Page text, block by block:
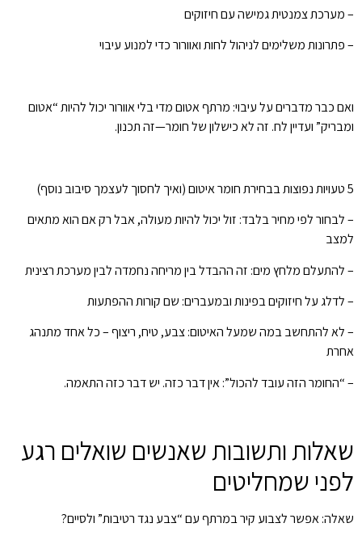
– מערכת צמנטית גמישה עם חיזוקים
– פתרונות משלימים לניהול לחות ואוורור כדי למנוע עיבוי
ואם כבר מדברים על עיבוי: מרתף אטום מדי בלי אוורור יכול להיות “אטום
ומבריק” ועדיין לח. זה לא כישלון של חומר—זה תכנון.
5 טעויות נפוצות בבחירת חומר איטום (ואיך לחסוך לעצמך סיבוב נוסף)
– לבחור לפי מחיר בלבד: זול יכול להיות מעולה, אבל רק אם הוא מתאים
למצב
– להתעלם מלחץ מים: זה ההבדל בין מריחה נחמדה לבין מערכת רצינית
– לדלג על חיזוקים בפינות ובמעברים: שם קורות ההפתעות
– לא להתחשב במה שמעל האיטום: צבע, טיח, ריצוף – כל אחד מתנהג
אחרת
– “החומר הזה עובד להכול”: אין דבר כזה. יש דבר כזה התאמה.
שאלות ותשובות שאנשים שואלים רגע
לפני שמחליטים
שאלה: אפשר לצבוע קיר במרתף עם “צבע נגד רטיבות” ולסיים?